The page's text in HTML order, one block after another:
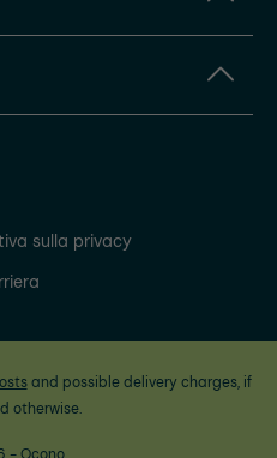
sulla privacy
and possible delivery charges, if
otherwise.
- Ocono